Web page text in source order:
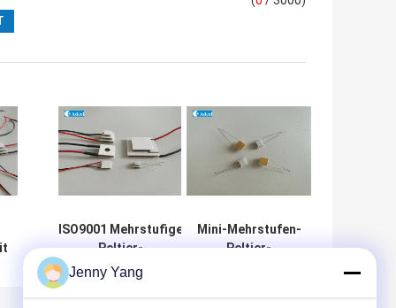
ISO9001 Mehrstufige
Peltier-
Kühlerthermoelektrische
Modul für elektronische
Mini-Mehrstufen-
Peltier-
Jenny Yang